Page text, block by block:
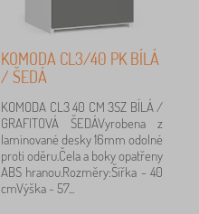
KOMODA CL3/40 PK BÍLÁ
/ ŠEDÁ
KOMODA CL3 40 CM 3SZ BÍLÁ /
GRAFITOVÁ ŠEDÁVyrobena z
laminované desky 16mm odolné
proti oděru.Čela a boky opatřeny
ABS hranou.Rozměry:Šířka - 40
cmVýška - 57...